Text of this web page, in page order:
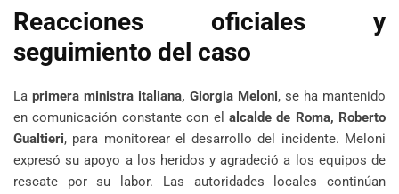
Reacciones oficiales y
seguimiento del caso
La primera ministra italiana, Giorgia Meloni, se ha mantenido
en comunicación constante con el alcalde de Roma, Roberto
Gualtieri, para monitorear el desarrollo del incidente. Meloni
expresó su apoyo a los heridos y agradeció a los equipos de
rescate por su labor. Las autoridades locales continúan